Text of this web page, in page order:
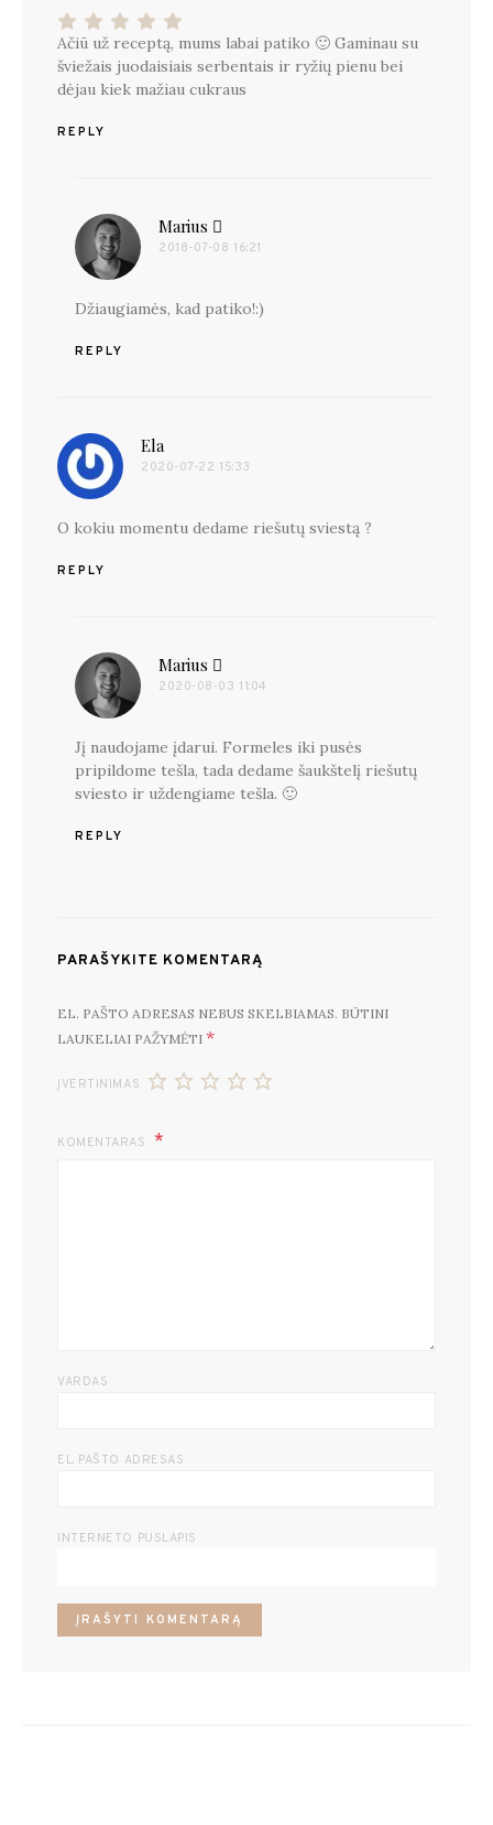
Ačiū už receptą, mums labai patiko 🙂 Gaminau su
šviežais juodaisiais serbentais ir ryžių pienu bei
dėjau kiek mažiau cukraus
REPLY
Marius
2018-07-08 16:21
Džiaugiamės, kad patiko!:)
REPLY
Elaparašė:
2020-07-22 15:33
O kokiu momentu dedame riešutų sviestą ?
REPLY
Marius
2020-08-03 11:04
Jį naudojame įdarui. Formeles iki pusės
pripildome tešla, tada dedame šaukštelį riešutų
sviesto ir uždengiame tešla. 🙂
REPLY
PARAŠYKITE KOMENTARĄ
EL. PAŠTO ADRESAS NEBUS SKELBIAMAS. BŪTINI
LAUKELIAI PAŽYMĖTI *
ĮVERTINIMAS
KOMENTARAS
VARDAS
EL. PAŠTO ADRESAS
INTERNETO PUSLAPIS